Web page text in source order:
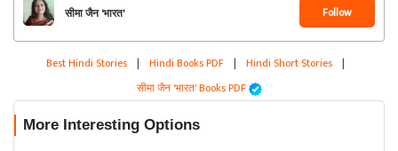
सीमा जैन 'भारत' Follow
Best Hindi Stories | Hindi Books PDF | Hindi Short Stories |
सीमा जैन 'भारत' Books PDF
More Interesting Options